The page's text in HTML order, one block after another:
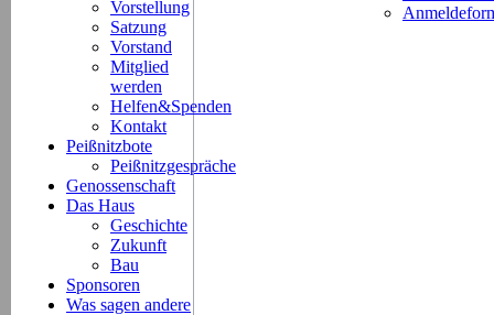
Vorstellung
Satzung
Vorstand
Mitglied
werden
Helfen&Spenden
Kontakt
Peißnitzbote
Peißnitzgespräche
Genossenschaft
Das Haus
Geschichte
Zukunft
Bau
Sponsoren
Was sagen andere